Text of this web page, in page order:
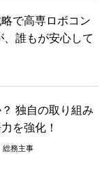
で高専ロボコン
、誰もが安心して
独自の取り組み
を強化！
総務主事